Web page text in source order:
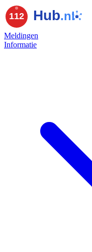
Meldingen
Informatie